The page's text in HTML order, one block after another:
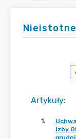
Artykuły:
1.
Izby